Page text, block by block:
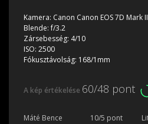
Kamera: Canon Canon EOS 7D Mark II
Blende:f/3.2
Zársebesség: 4/10
ISO: 2500
Fókusztávolság: 168/1mm
A kép értékelése 60/48 pont
Máté Bence 10/5 pont